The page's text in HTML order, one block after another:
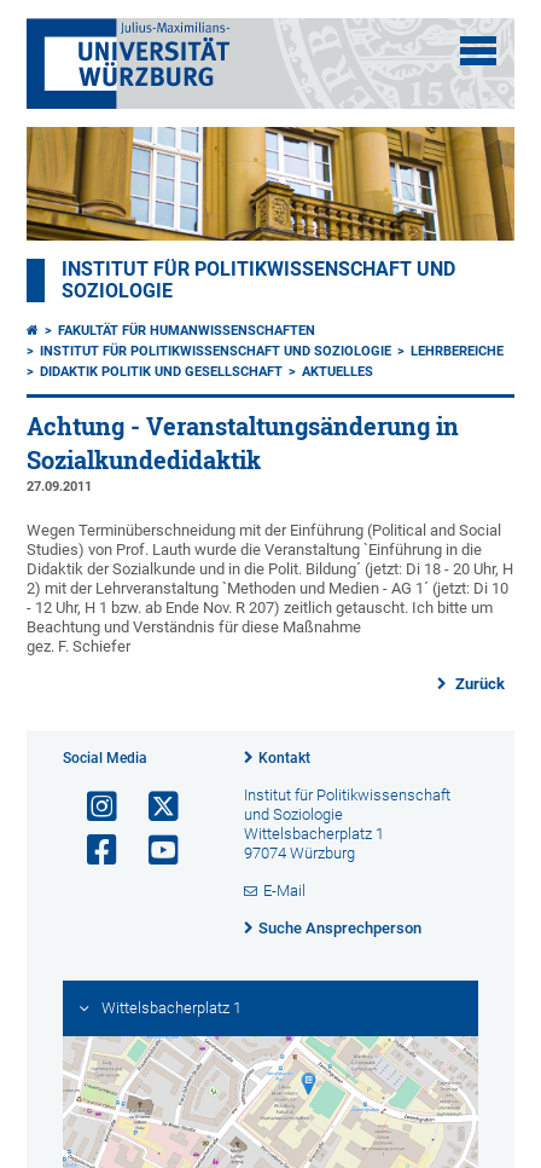
INSTITUT FÜR POLITIKWISSENSCHAFT UND
SOZIOLOGIE
FAKULTÄT FÜR HUMANWISSENSCHAFTEN
INSTITUT FÜR POLITIKWISSENSCHAFT UND SOZIOLOGIE
LEHRBEREICHE
DIDAKTIK POLITIK UND GESELLSCHAFT
AKTUELLES
Achtung - Veranstaltungsänderung in
Sozialkundedidaktik
27.09.2011
Wegen Terminüberschneidung mit der Einführung (Political and Social
Studies) von Prof. Lauth wurde die Veranstaltung `Einführung in die
Didaktik der Sozialkunde und in die Polit. Bildung´ (jetzt: Di 18 - 20 Uhr, H
2) mit der Lehrveranstaltung `Methoden und Medien - AG 1´ (jetzt: Di 10
- 12 Uhr, H 1 bzw. ab Ende Nov. R 207) zeitlich getauscht. Ich bitte um
Beachtung und Verständnis für diese Maßnahme
gez. F. Schiefer
Zurück
Social Media Kontakt
Institut für Politikwissenschaft
und Soziologie
Wittelsbacherplatz 1
97074 Würzburg
E-Mail
Suche Ansprechperson
Wittelsbacherplatz 1